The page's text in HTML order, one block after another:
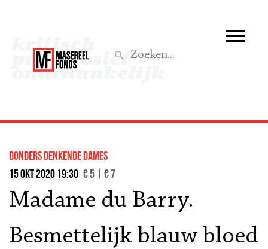
Wat we doen
Steun ons
Aktief
donders denkende dames
15 okt 2020 19:30 € 5 | € 7
Madame du Barry.
Besmettelijk blauw bloed